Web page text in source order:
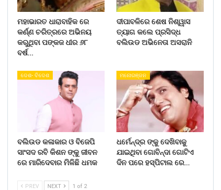
ମହାଭାରତ ଧାରାବାହିକ ରେ
କର୍ଣ୍ଣ ଚରିତ୍ରରେ ଅଭିନୟ
କରୁଥିବା ପଙ୍କଜ ଧୀର ୬୮
ବର୍ଷ…
ଦୀପାବଳିରେ ଶେଷ ନିଶ୍ୱାସ
ତ୍ୟାଗ କଲେ ପ୍ରସିଦ୍ଧ
ବଲିଉଡ ଅଭିନେତା ଅସରାନି
ଦେଶ- ବିଦେଶ
ବଲିଉଡ କଳାକାର ଓ ବିଜେପି
ସାଂସଦ ରବି କିଶନ ଙ୍କୁ ଜୀବନ
ରେ ମାରିଦେବାର ମିଳିଛି ଧମକ
ମନୋରଞ୍ଜନ
ଧର୍ମେନ୍ଦ୍ର ଙ୍କୁ ଦେଖିବାକୁ
ଯାଇଥିବା ଗୋବିନ୍ଦା ଗୋଟିଏ
ଦିନ ପରେ ହସ୍ପିଟାଲ ରେ…
PREV NEXT 1 of 2